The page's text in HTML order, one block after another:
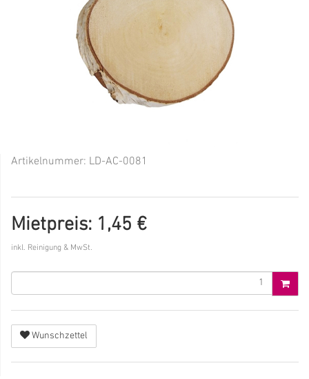
Artikelnummer: LD-AC-0081
Mietpreis: 1,45 €
inkl. Reinigung & MwSt.
Wunschzettel